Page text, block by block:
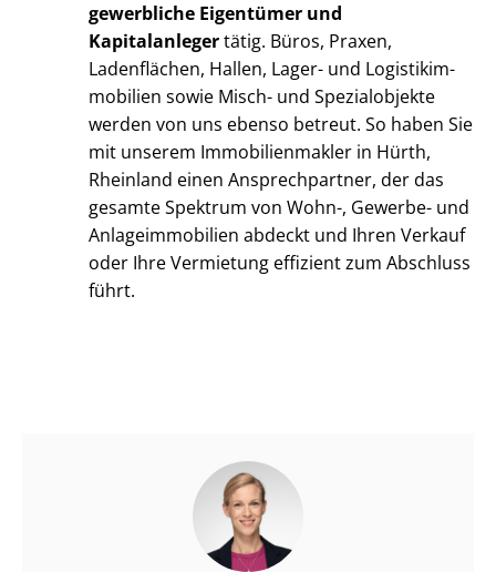
gewerbliche Eigentümer und
Kapitalanlegertätig. Büros, Praxen,
Ladenflächen, Hallen, Lager- und Lo­gis­tik­im­
mo­bi­li­en sowie Misch- und Spezialobjekte
werden von uns ebenso betreut. So haben Sie
mit unserem Im­mo­bi­li­en­mak­ler in Hürth,
Rheinland einen Ansprechpartner, der das
gesamte Spektrum von Wohn-, Gewerbe- und
An­la­ge­im­mo­bi­li­en abdeckt und Ihren Verkauf
oder Ihre Vermietung effizient zum Abschluss
führt.